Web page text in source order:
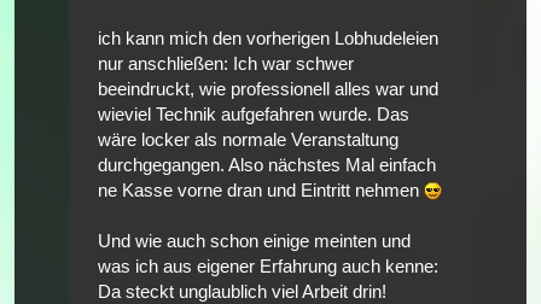
ich kann mich den vorherigen Lobhudeleien
nur anschließen: Ich war schwer
beeindruckt, wie professionell alles war und
wieviel Technik aufgefahren wurde. Das
wäre locker als normale Veranstaltung
durchgegangen. Also nächstes Mal einfach
ne Kasse vorne dran und Eintritt nehmen
Und wie auch schon einige meinten und
was ich aus eigener Erfahrung auch kenne:
Da steckt unglaublich viel Arbeit drin!